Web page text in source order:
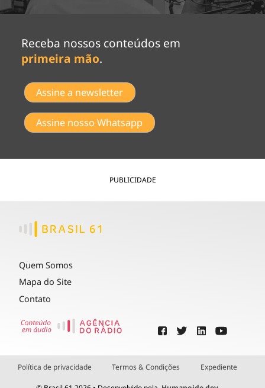
Receba nossos conteúdos em
primeira mão.
Assine a newsletter
Assine nosso Whatsapp
PUBLICIDADE
Quem Somos
Mapa do Site
Contato
Política de privacidade Termos & Condições Expediente